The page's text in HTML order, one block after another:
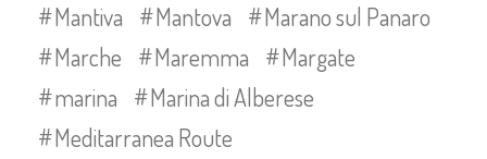
Mantiva
Mantova
Marano sul Panaro
Marche
Maremma
Margate
marina
Marina di Alberese
Meditarranea Route